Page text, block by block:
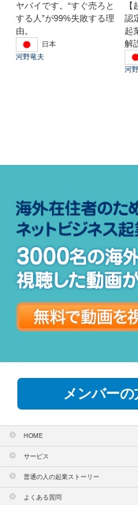
ヤバイです。“すぐ売ろと
する人”が99%失敗する理
由。
日本
河野竜夫
認
起
解
河
メンバー
HOME
サービス
普通の人の起業ストーリー
よくある質問